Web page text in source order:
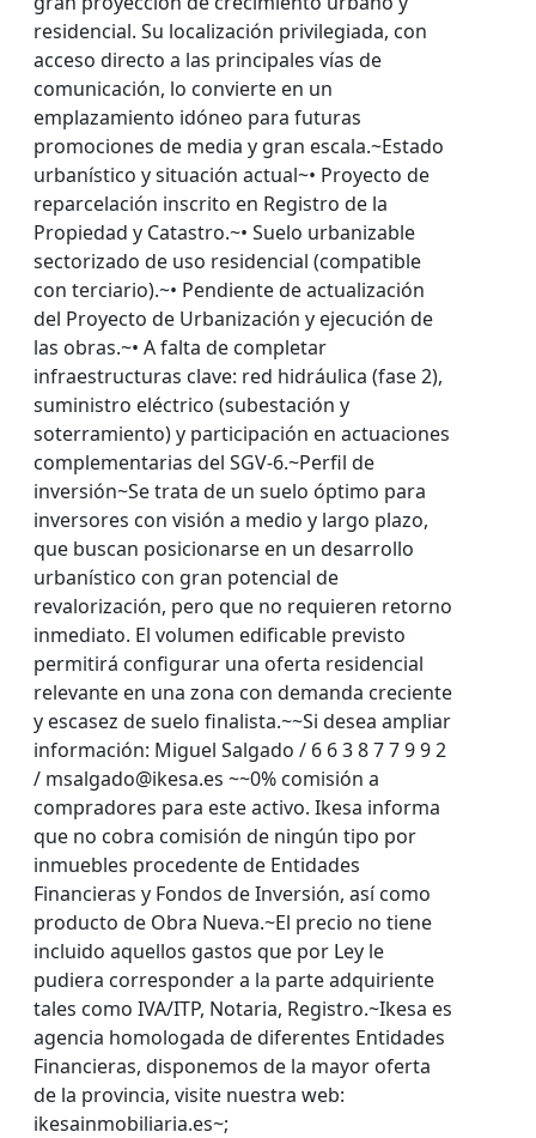
residencial. Su localización privilegiada, con
acceso directo a las principales vías de
comunicación, lo convierte en un
emplazamiento idóneo para futuras
promociones de media y gran escala.~Estado
urbanístico y situación actual~• Proyecto de
reparcelación inscrito en Registro de la
Propiedad y Catastro.~• Suelo urbanizable
sectorizado de uso residencial (compatible
con terciario).~• Pendiente de actualización
del Proyecto de Urbanización y ejecución de
las obras.~• A falta de completar
infraestructuras clave: red hidráulica (fase 2),
suministro eléctrico (subestación y
soterramiento) y participación en actuaciones
complementarias del SGV-6.~Perfil de
inversión~Se trata de un suelo óptimo para
inversores con visión a medio y largo plazo,
que buscan posicionarse en un desarrollo
urbanístico con gran potencial de
revalorización, pero que no requieren retorno
inmediato. El volumen edificable previsto
permitirá configurar una oferta residencial
relevante en una zona con demanda creciente
y escasez de suelo finalista.~~Si desea ampliar
información: Miguel Salgado / 6 6 3 8 7 7 9 9 2
/ msalgado@ikesa.es ~~0% comisión a
compradores para este activo. Ikesa informa
que no cobra comisión de ningún tipo por
inmuebles procedente de Entidades
Financieras y Fondos de Inversión, así como
producto de Obra Nueva.~El precio no tiene
incluido aquellos gastos que por Ley le
pudiera corresponder a la parte adquiriente
tales como IVA/ITP, Notaria, Registro.~Ikesa es
agencia homologada de diferentes Entidades
Financieras, disponemos de la mayor oferta
de la provincia, visite nuestra web:
ikesainmobiliaria.es~;